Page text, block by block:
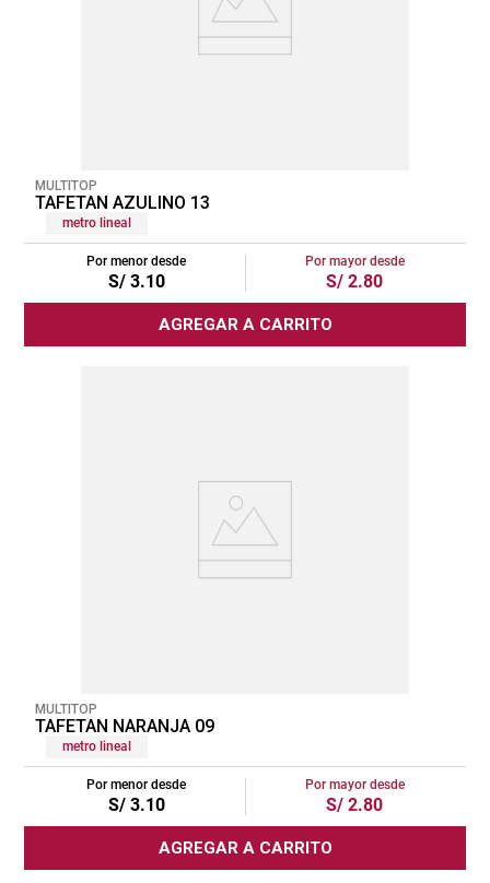
MULTITOP
TAFETAN AZULINO 13
metro lineal
Por menor desde
S/ 3.10
Por mayor desde
S/ 2.80
AGREGAR A CARRITO
MULTITOP
TAFETAN NARANJA 09
metro lineal
Por menor desde
S/ 3.10
Por mayor desde
S/ 2.80
AGREGAR A CARRITO